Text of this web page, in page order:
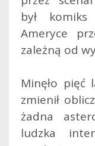
był
Ameryce
zależną od
Minęło
zmienił
żadna
ludzka